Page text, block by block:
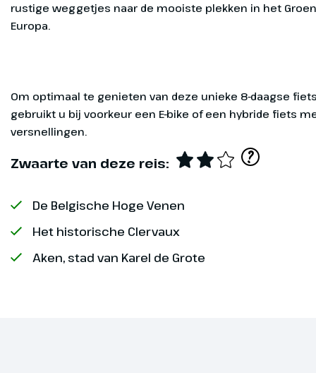
rustige weggetjes naar de mooiste plekken in het
Europa.
Om optimaal te genieten van deze unieke 8-daagse
gebruikt u bij voorkeur een E-bike of een hybride fiets
versnellingen.
Zwaarte van deze reis: ?
De Belgische Hoge Venen
Het historische Clervaux
Aken, stad van Karel de Grote
Op eigen
Maastricht of
ontvangen
om de
of een
in België.
Overige
informatie